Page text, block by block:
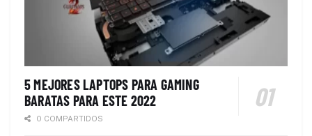
5 MEJORES LAPTOPS PARA GAMING
BARATAS PARA ESTE 2022
0 COMPARTIDOS